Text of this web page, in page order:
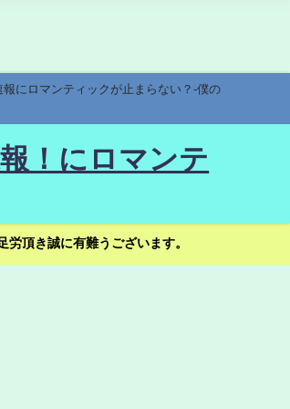
にロマンティックが止まらない？-僕の
！にロマンテ
頂き誠に有難うございます。